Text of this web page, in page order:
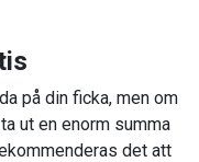
på din ficka, men om
ut en enorm summa
det att